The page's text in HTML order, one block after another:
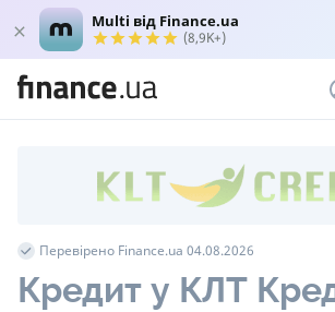
Multi від Finance.ua
(8,9K+)
Перевірено Finance.ua 04.08.2026
Кредит у КЛТ